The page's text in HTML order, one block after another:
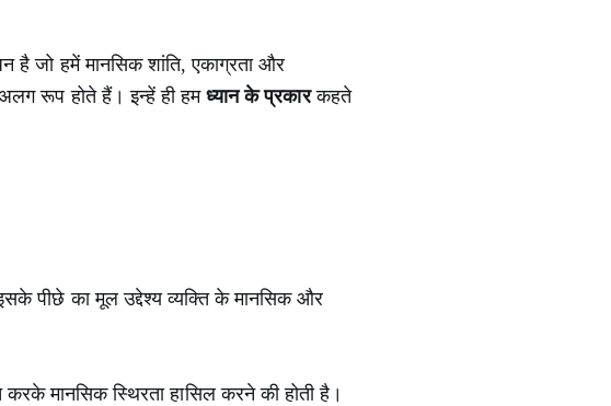
है जो हमें मानसिक शांति, एकाग्रता और
रूप होते हैं। इन्हें ही हमध्यान के प्रकारकहते
पीछे का मूल उद्देश्य व्यक्ति के मानसिक और
मानसिक स्थिरता हासिल करने की होती है।